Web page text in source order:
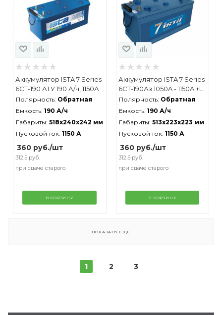
Аккумулятор ISTA 7 Series
6СТ-190 А1 У 190 А/ч, 1150А
Полярность: Обратная
Емкость: 190 А/ч
Габариты: 518x240x242 мм
Пусковой ток: 1150 А
360 руб./шт
312.5 руб.
при сдаче старого
В КОРЗИНУ
Аккумулятор ISTA 7 Series
6СТ-190Аз 1050A - 1150A +L
Полярность: Обратная
Емкость: 190 А/ч
Габариты: 513x223x223 мм
Пусковой ток: 1150 А
360руб./шт
312.5 руб.
при сдаче старого
В КОРЗИНУ
ПОКАЗАТЬ ЕЩЕ
1 2 3